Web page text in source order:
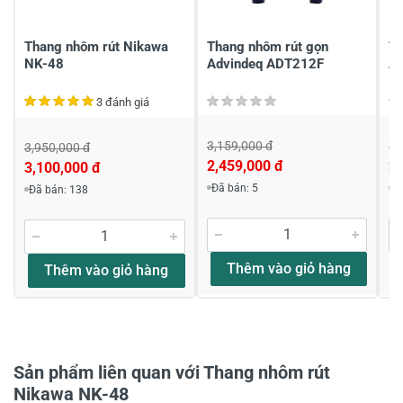
Khách hàng nhận xét về sản phẩm
Nguyễn Danh Nhật
Chất lượng tốt
Uh tin chất lượng tốt tôi dùng đc 15 tháng thợ làm
anh đã phản hồi về chất lượng sản phẩm .
KNTD sẽ cố gắng đưa những sản phầm
Thang nhôm rút Nikawa
NK-48
3 đánh giá
3,950,000 đ
3,100,000 đ
Đã bán: 138
Thêm vào giỏ hàng
Thang nhôm rút gọn
Advindeq ADT212F
3,159,000 đ
2,459,000 đ
Đã bán: 5
Thêm vào giỏ hàng
Sản phẩm liên quan với Thang nhôm rút
Nikawa NK-48